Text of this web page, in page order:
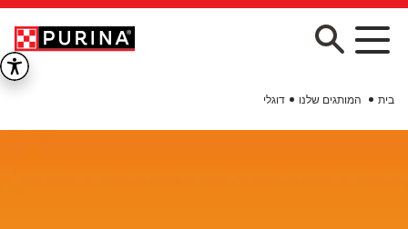
Skip to main content
בית המותגים שלנו דוגלי